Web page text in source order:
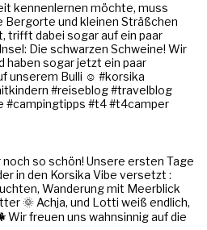
kennenlernen möchte, muss
und kleinen Sträßchen
trifft dabei sogar auf ein paar
Die schwarzen Schweine! Wir
haben sogar jetzt ein paar
unserem Bulli ☺️ #korsika
#reiseblog #travelblog
#campingtipps #t4 #t4camper